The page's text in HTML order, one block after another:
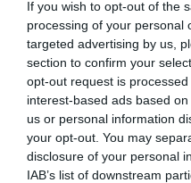
If you wish to opt-out of the
processing of your personal
targeted advertising by us,
section to confirm your
opt-out request is
interest-based ads based
us or personal information
your opt-out. You may
disclosure of your personal
IAB’s list of downstream
Croatie sont les parcs
croates sont
plaisir de ceux qui
Le parc national de
montagnes, est connu
permet un grand nombre
que la randonnée, la